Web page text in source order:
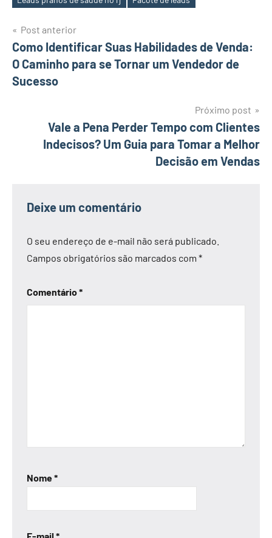
Navegação
de
Post
Post anterior
Como Identificar Suas Habilidades de Venda:
O Caminho para se Tornar um Vendedor de
Sucesso
Próximo post
Vale a Pena Perder Tempo com Clientes
Indecisos? Um Guia para Tomar a Melhor
Decisão em Vendas
Deixe um comentário
O seu endereço de e-mail não será publicado.
Campos obrigatórios são marcados com *
Comentário*
Nome*